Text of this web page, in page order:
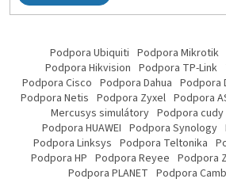
Podpora Ubiquiti Podpora Mikrotik
Podpora Hikvision Podpora TP-Link
Podpora Cisco Podpora Dahua Podpora
Podpora Netis Podpora Zyxel Podpora
Mercusys simulátory Podpora cudy
Podpora HUAWEI Podpora Synology
Podpora Linksys Podpora Teltonika
Podpora HP Podpora Reyee Podpora
Podpora PLANET Podpora